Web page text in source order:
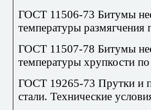
ГОСТ 11506-73 Битумы
температуры размягчения
ГОСТ 11507-78 Битумы
температуры хрупкости
ГОСТ 19265-73 Прутки и
стали. Технические